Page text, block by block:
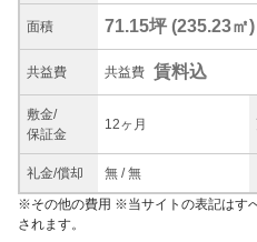
面積 71.15坪 (235.23㎡)
共益費 共益費 賃料込
敷金/
保証金
12ヶ月
礼金/償却 無 /無
※その他の費用 ※当サイトの表記はす
されます。